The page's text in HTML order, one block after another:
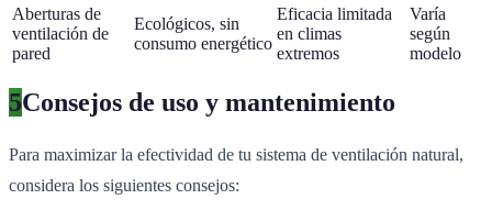
Aberturas de
ventilación de
pared
Ecológicos, sin
consumo energético
Eficacia limitada
en climas
extremos
Varía
según
modelo
5Consejos de uso y mantenimiento
Para maximizar la efectividad de tu sistema de ventilación natural,
considera los siguientes consejos: